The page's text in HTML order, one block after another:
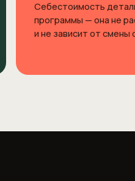
Себестоимость
программы — она не
и не зависит от смены